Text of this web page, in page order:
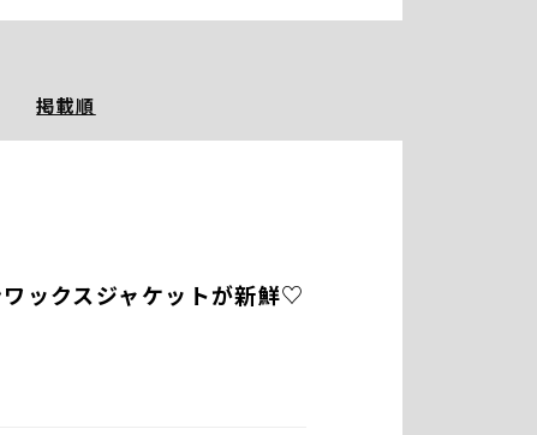
掲載順
ックスジャケットが新鮮♡